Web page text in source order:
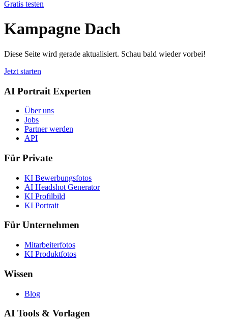
Gratis testen
Kampagne Dach
Diese Seite wird gerade aktualisiert. Schau bald wieder vorbei!
Jetzt starten
AI Portrait Experten
Über uns
Jobs
Partner werden
API
Für Private
KI Bewerbungsfotos
AI Headshot Generator
KI Profilbild
KI Portrait
Für Unternehmen
Mitarbeiterfotos
KI Produktfotos
Wissen
Blog
AI Tools & Vorlagen